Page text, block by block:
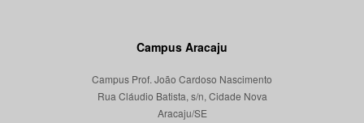
Campus Aracaju
Campus Prof. João Cardoso Nascimento
Rua Cláudio Batista, s/n, Cidade Nova
Aracaju/SE